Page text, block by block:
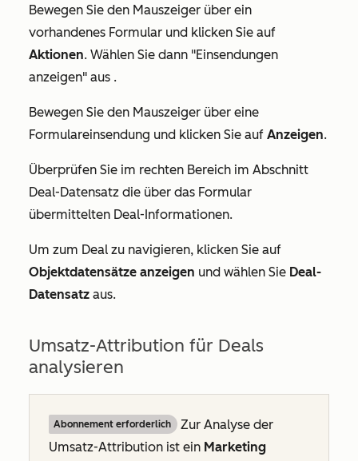
Bewegen Sie den Mauszeiger über ein
vorhandenes Formular und klicken Sie auf
Aktionen. Wählen Sie dann "Einsendungen
anzeigen" aus .
Bewegen Sie den Mauszeiger über eine
Formulareinsendung und klicken Sie auf Anzeigen.
Überprüfen Sie im rechten Bereich im Abschnitt
Deal-Datensatz die über das Formular
übermittelten Deal-Informationen.
Um zum Deal zu navigieren, klicken Sie auf
Objektdatensätze anzeigen und wählen Sie Deal-
Datensatz aus.
Umsatz-Attribution für Deals
analysieren
Abonnement erforderlich
Zur Analyse der
Umsatz-Attribution ist ein Marketing